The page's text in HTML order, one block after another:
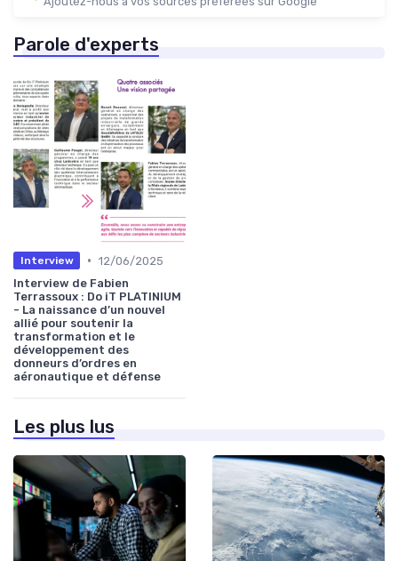
Parole d'experts
Interview • 12/06/2025
Interview de Fabien
Terrassoux : Do iT PLATINIUM
- La naissance d’un nouvel
allié pour soutenir la
transformation et le
développement des
donneurs d’ordres en
aéronautique et défense
Les plus lus